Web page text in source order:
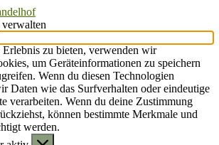
zu bieten, verwenden wir
um Geräteinformationen zu speichern
Wenn du diesen Technologien
Daten wie das Surfverhalten oder eindeutige
verarbeiten. Wenn du deine Zustimmung
können bestimmte Merkmale und
werden.